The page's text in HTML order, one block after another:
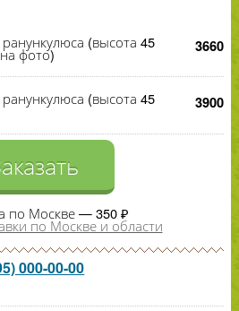
ранункулюса (высота 45
фото) 3660
ранункулюса (высота 45 3900
по Москве — 350 ₽
по Москве и области
000-00-00